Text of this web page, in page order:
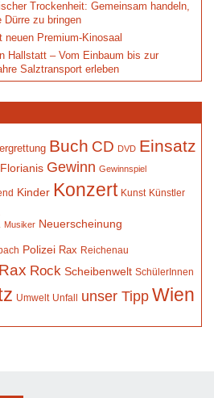
Trockenheit: Gemeinsam handeln,
Dürre zu bringen
neuen Premium-Kinosaal
Hallstatt – Vom Einbaum bis zur
Salztransport erleben
Buch CD DVD Einsatz
Florianis Gewinn Gewinnspiel
Kinder Konzert Kunst Künstler
Musiker Neuerscheinung
Polizei Rax Reichenau
Rock Scheibenwelt SchülerInnen
Umwelt Unfall unser TippWien